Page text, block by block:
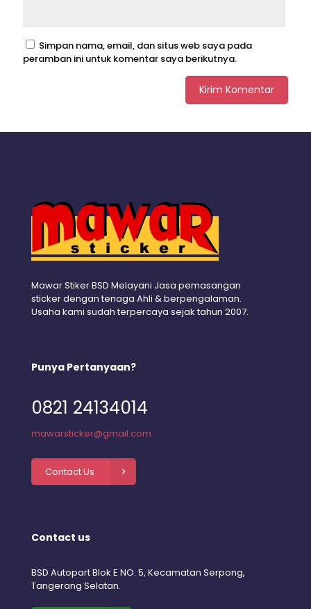
Simpan nama, email, dan situs web saya pada
peramban ini untuk komentar saya berikutnya.
Mawar Stiker BSD Melayani Jasa pemasangan
sticker dengan tenaga Ahli & berpengalaman.
Usaha kami sudah terpercaya sejak tahun 2007.
Punya Pertanyaan?
0821 24134014
mawarsticker@gmail.com
Contact Us
Contact us
BSD Autopart Blok E NO. 5, Kecamatan Serpong,
Tangerang Selatan.